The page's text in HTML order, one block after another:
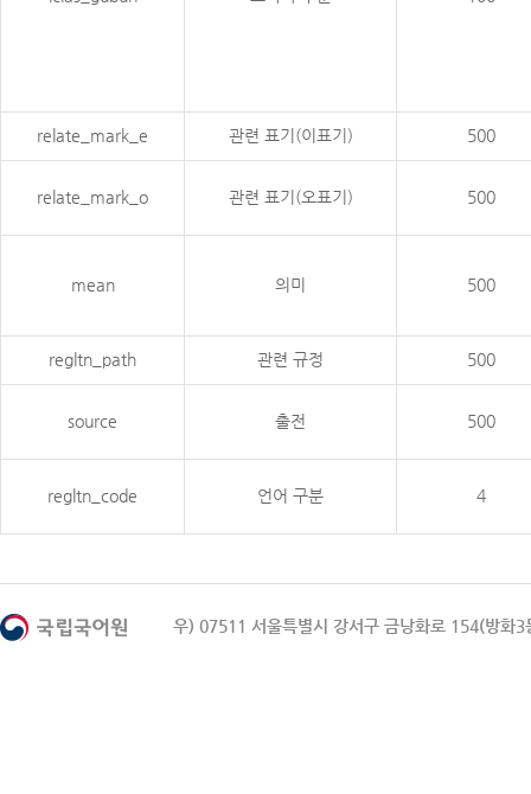
relate_mark_e 관련 표기(이표기) 500
relate_mark_o 관련 표기(오표기) 500
mean 의미 500
regltn_path 관련 규정 500
source 출전 500
regltn_code 언어 구분 4
우) 07511 서울특별시 강서구 금낭화로 154(방화3